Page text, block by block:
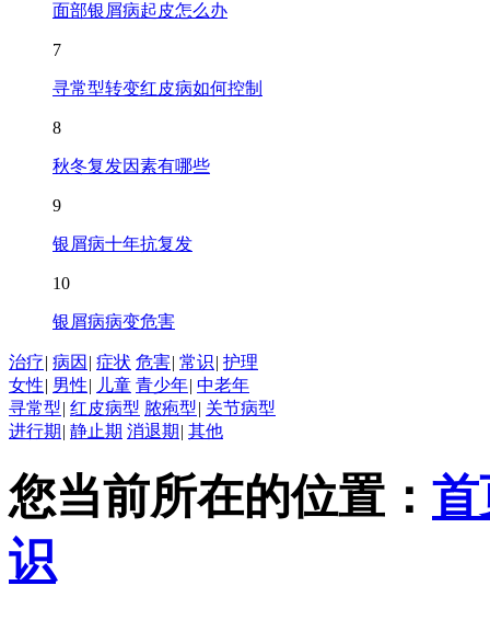
面部银屑病起皮怎么办
7
寻常型转变红皮病如何控制
8
秋冬复发因素有哪些
9
银屑病十年抗复发
10
银屑病病变危害
治疗| 病因 | 症状 危害| 常识| 护理
女性| 男性| 儿童 青少年| 中老年
寻常型| 红皮病型 脓疱型| 关节病型
进行期 | 静止期 消退期 | 其他
您当前所在的位置： 首
识